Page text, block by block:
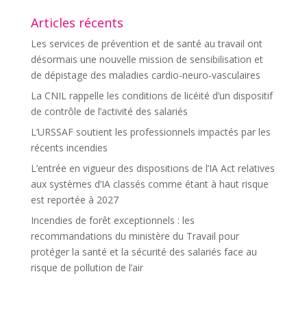
Articles récents
Les services de prévention et de santé au travail ont
désormais une nouvelle mission de sensibilisation et
de dépistage des maladies cardio-neuro-vasculaires
La CNIL rappelle les conditions de licéité d’un dispositif
de contrôle de l’activité des salariés
L’URSSAF soutient les professionnels impactés par les
récents incendies
L’entrée en vigueur des dispositions de l’IA Act relatives
aux systèmes d’IA classés comme étant à haut risque
est reportée à 2027
Incendies de forêt exceptionnels : les
recommandations du ministère du Travail pour
protéger la santé et la sécurité des salariés face au
risque de pollution de l’air